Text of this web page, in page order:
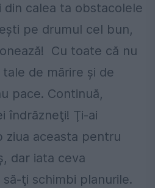
din calea ta obstacolele
pe drumul cel bun,
Cu toate că nu
de mărire şi de
pace. Continuă,
îndrăzneţi! Ţi-ai
ziua aceasta pentru
dar iata ceva
ţi schimbi planurile.